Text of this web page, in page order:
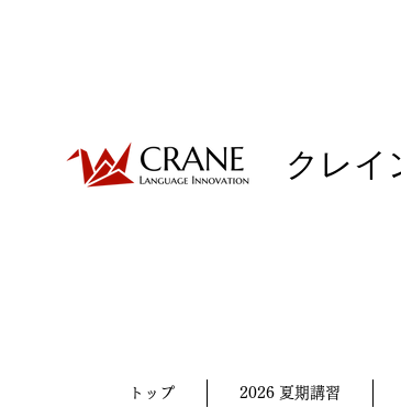
クレイ
トップ 2026 夏期講習